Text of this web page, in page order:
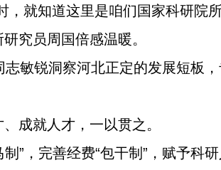
，就知道这里是咱们国家科研院
究员周国倍感温暖。
敏锐洞察河北正定的发展短板
成就人才，一以贯之。
制”，完善经费“包干制”，赋予